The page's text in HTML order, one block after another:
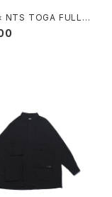
NTS TOGA FULLZI